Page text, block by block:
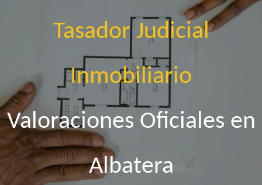
Tasador Judicial
Inmobiliario
Valoraciones Oficiales en
Albatera